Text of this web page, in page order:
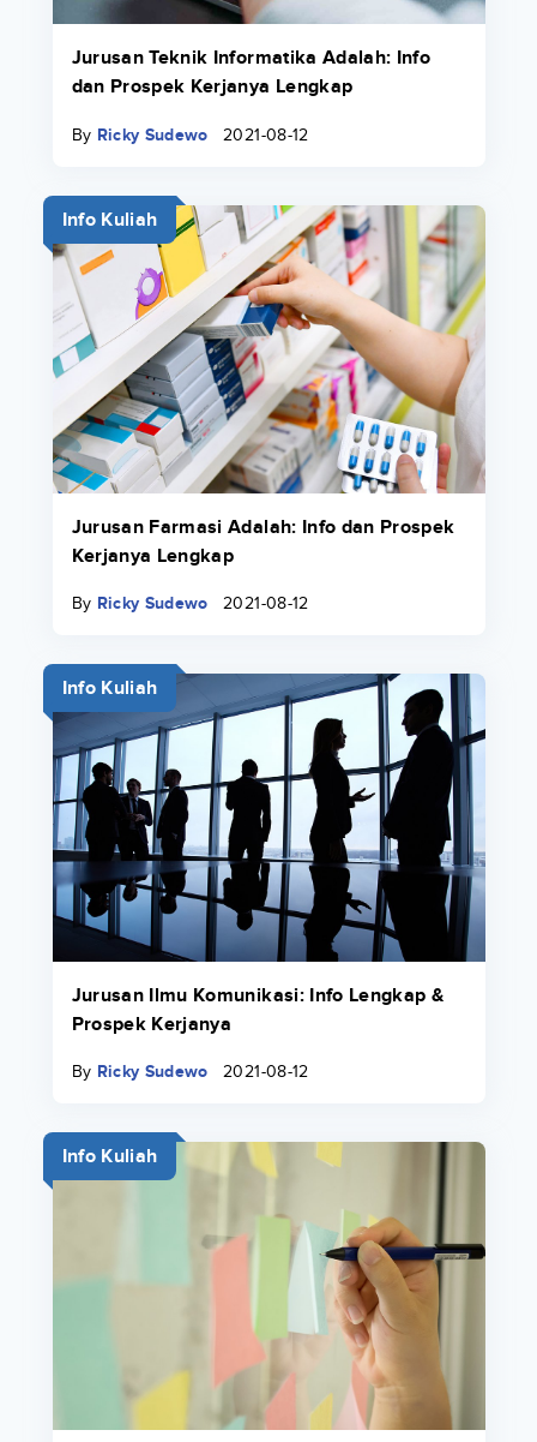
Jurusan Teknik Informatika Adalah: Info
dan Prospek Kerjanya Lengkap
By Ricky Sudewo 2021-08-12
Info Kuliah
Jurusan Farmasi Adalah: Info dan Prospek
Kerjanya Lengkap
By Ricky Sudewo 2021-08-12
Info Kuliah
Jurusan Ilmu Komunikasi: Info Lengkap &
Prospek Kerjanya
By Ricky Sudewo 2021-08-12
Info Kuliah